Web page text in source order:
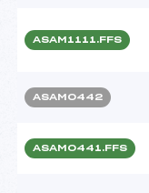
ASAM1111.FFS
ASAM0442
ASAM0441.FFS